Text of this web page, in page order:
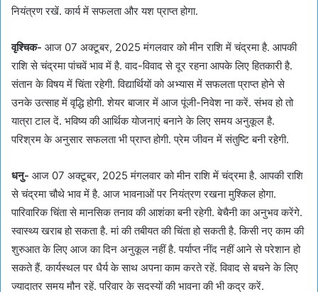
नियंत्रण रखें. कार्य में सफलता और यश प्राप्त होगा.
वृश्चिक- आज 07 अक्टूबर, 2025 मंगलवार को मीन राशि में चंद्रमा है. आपकी
राशि से चंद्रमा पांचवें भाव में है. वाद-विवाद से दूर रहना आपके लिए हितकारी है.
संतान के विषय में चिंता रहेगी. विद्यार्थियों को अभ्यास में सफलता प्राप्त होने से
उनके उत्साह में वृद्धि होगी. शेयर बाजार में आज पूंजी-निवेश ना करें. संभव हो तो
यात्रा टाल दें. भविष्य की आर्थिक योजनाएं बनाने के लिए समय अनुकूल है.
परिश्रम के अनुसार सफलता भी प्राप्त होगी. प्रेम जीवन में संतुष्टि बनी रहेगी.
धनु- आज 07 अक्टूबर, 2025 मंगलवार को मीन राशि में चंद्रमा है. आपकी राशि
से चंद्रमा चौथे भाव में है. आज भावनाओं पर नियंत्रण रखना मुश्किल होगा.
पारिवारिक चिंता से मानसिक तनाव की आशंका बनी रहेगी. बेचैनी का अनुभव करेंगे.
स्वास्थ्य खराब हो सकता है. मां की तबीयत की चिंता हो सकती है. किसी नए काम की
शुरुआत के लिए आज का दिन अनुकूल नहीं है. पर्याप्त नींद नहीं आने से परेशान हो
सकते हैं. कार्यस्थल पर धैर्य के साथ अपना काम करते रहें. विवाद से बचने के लिए
ज्यादातर समय मौन रहें. परिवार के सदस्यों की भावना की भी कद्र करें.